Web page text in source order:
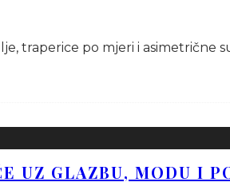
traperice po mjeri i asimetrične
UZ GLAZBU, MODU I